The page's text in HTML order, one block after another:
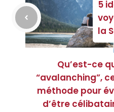
5
la
Qu’est-ce
“avalanching”,
méthode pour
d’être